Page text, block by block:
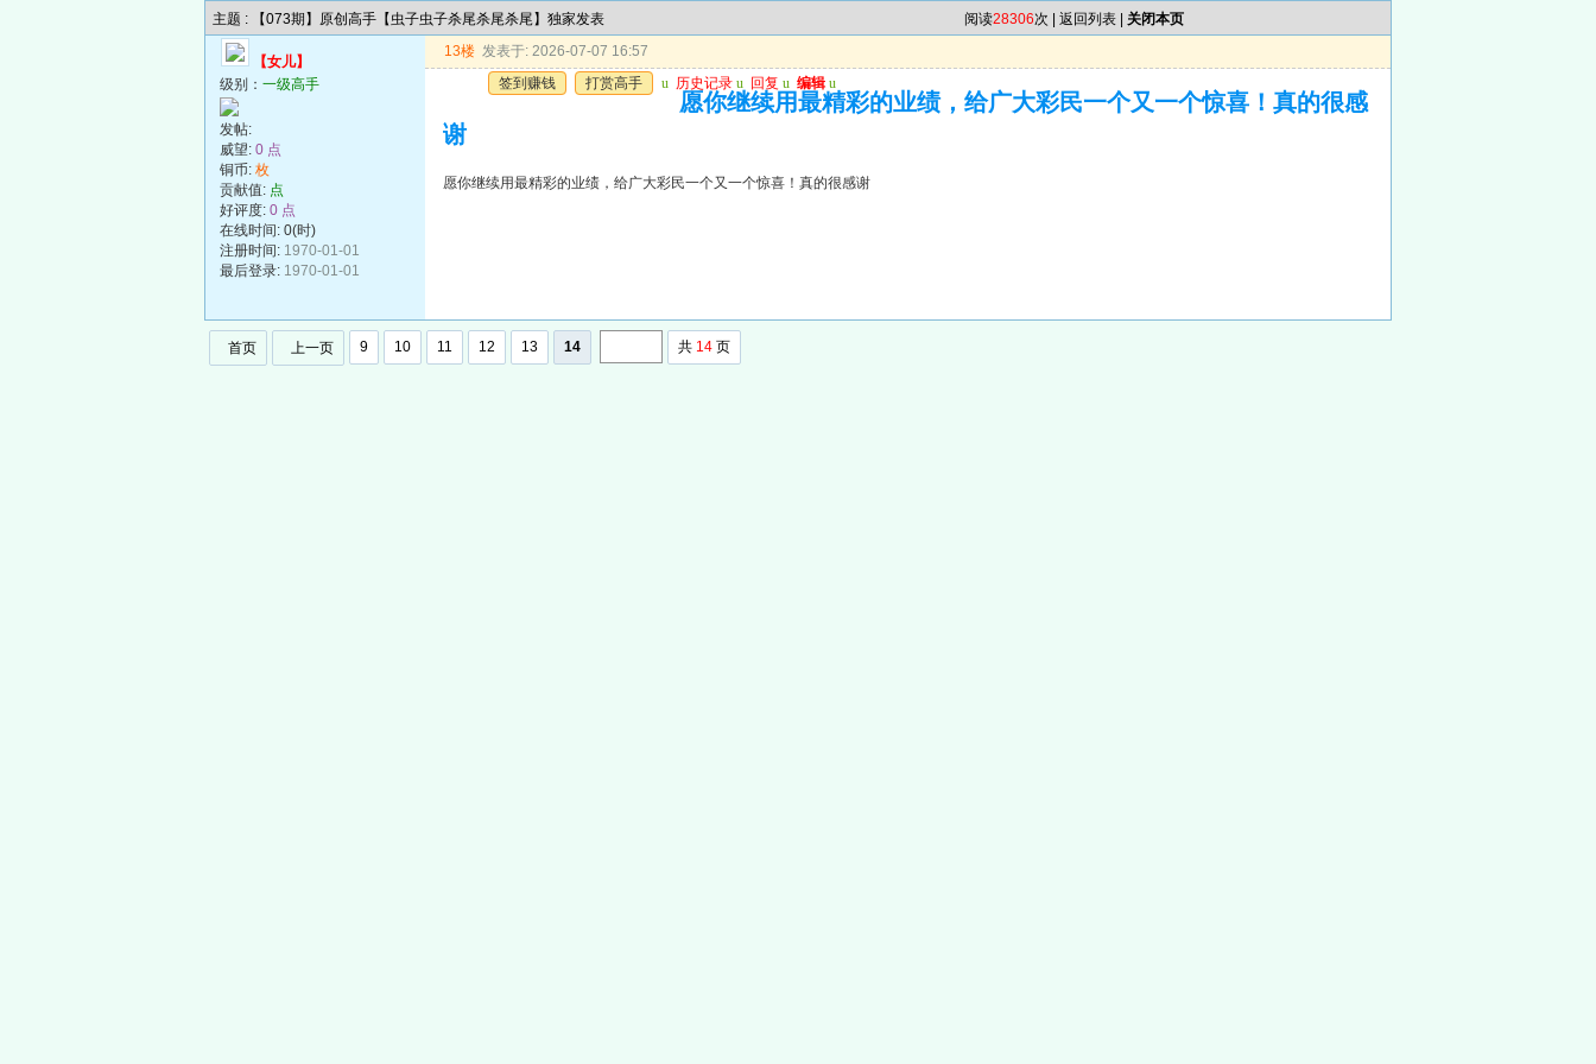
主题 : 【073期】原创高手【虫子虫子杀尾杀尾杀尾】独家发表 阅读28306次 | 返回列表 关闭本页
【女儿】
级别： 一级高手
发帖:
威望: 0 点
铜币: 枚
贡献值: 点
好评度: 0 点
在线时间: 0(时)
注册时间: 1970-01-01
最后登录: 1970-01-01
13楼 发表于: 2026-07-07 16:57
签到赚钱
打赏高手 u 历史记录 u 回复 u 编辑 u
愿你继续用最精彩的业绩，给广大彩民一个又一个惊喜！真的很感
谢
愿你继续用最精彩的业绩，给广大彩民一个又一个惊喜！真的很感谢
首页 上一页 9 10 11 12 13 14 共 14 页